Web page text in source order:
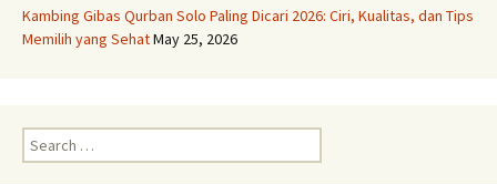
Kambing Gibas Qurban Solo Paling Dicari 2026: Ciri, Kualitas, dan Tips
Memilih yang SehatMay 25, 2026
Search
for: